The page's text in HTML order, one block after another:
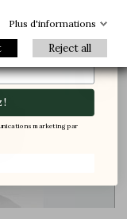
Plus d'informations
Reject all
!
marketing par